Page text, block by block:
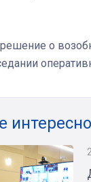
о
интересно